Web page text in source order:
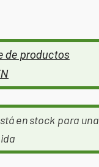
de productos
en stock para una